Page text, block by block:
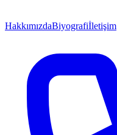
HakkımızdaBiyografiİletişim